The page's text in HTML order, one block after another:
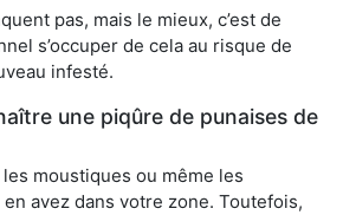
pas, mais le mieux, c’est de
s’occuper de cela au risque de
infesté.
une piqûre de punaises de
moustiques ou même les
avez dans votre zone. Toutefois,